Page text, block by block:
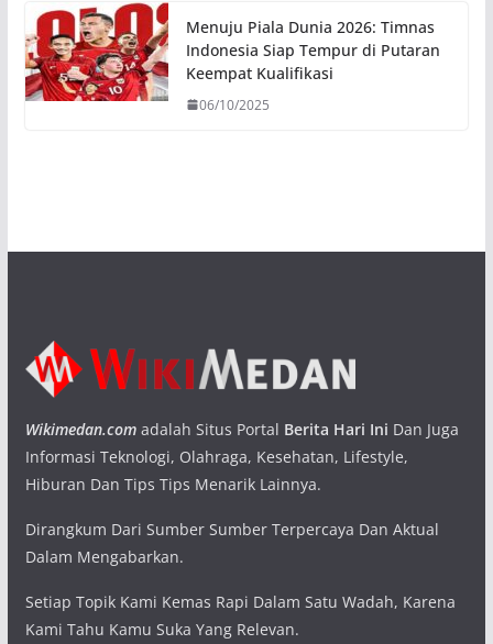
Menuju Piala Dunia 2026: Timnas
Indonesia Siap Tempur di Putaran
Keempat Kualifikasi
06/10/2025
Wikimedan.comadalah Situs Portal Berita Hari Ini Dan Juga
Informasi Teknologi, Olahraga, Kesehatan, Lifestyle,
Hiburan Dan Tips Tips Menarik Lainnya.
Dirangkum Dari Sumber Sumber Terpercaya Dan Aktual
Dalam Mengabarkan.
Setiap Topik Kami Kemas Rapi Dalam Satu Wadah, Karena
Kami Tahu Kamu Suka Yang Relevan.